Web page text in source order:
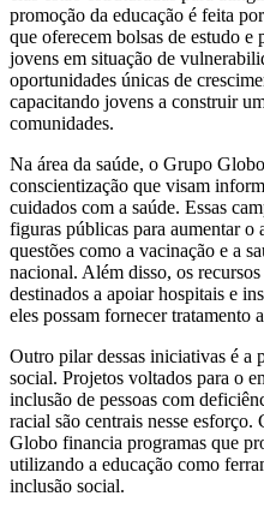
promoção da educação é feita
que oferecem bolsas de estudo e
jovens em situação de
oportunidades únicas de
capacitando jovens a construir
comunidades.
Na área da saúde, o Grupo
conscientização que visam
cuidados com a saúde. Essas
figuras públicas para aumentar o
questões como a vacinação e a
nacional. Além disso, os
destinados a apoiar hospitais e
eles possam fornecer tratamento
Outro pilar dessas iniciativas é a
social. Projetos voltados para o
inclusão de pessoas com
racial são centrais nesse
Globo financia programas que
utilizando a educação como
inclusão social.